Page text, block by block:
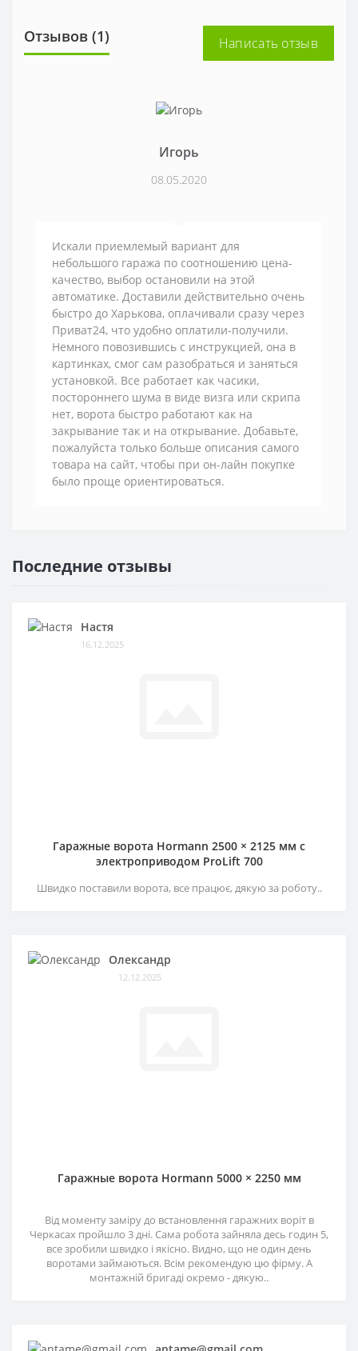
Отзывов (1) Написать отзыв
Игорь
08.05.2020
Искали приемлемый вариант для
небольшого гаража по соотношению цена-
качество, выбор остановили на этой
автоматике. Доставили действительно очень
быстро до Харькова, оплачивали сразу через
Приват24, что удобно оплатили-получили.
Немного повозившись с инструкцией, она в
картинках, смог сам разобраться и заняться
установкой. Все работает как часики,
постороннего шума в виде визга или скрипа
нет, ворота быстро работают как на
закрывание так и на открывание. Добавьте,
пожалуйста только больше описания самого
товара на сайт, чтобы при он-лайн покупке
было проще ориентироваться.
Последние отзывы
Настя
16.12.2025
Гаражные ворота Hormann 2500 × 2125 мм c
электроприводом ProLift 700
Швидко поставили ворота, все працює, дякую за роботу..
Олександр
12.12.2025
Гаражные ворота Hormann 5000 × 2250 мм
Від моменту заміру до встановлення гаражних воріт в
Черкасах пройшло 3 дні. Сама робота зайняла десь годин 5,
все зробили швидко і якісно. Видно, що не один день
воротами займаються. Всім рекомендую цю фірму. А
монтажній бригаді окремо - дякую..